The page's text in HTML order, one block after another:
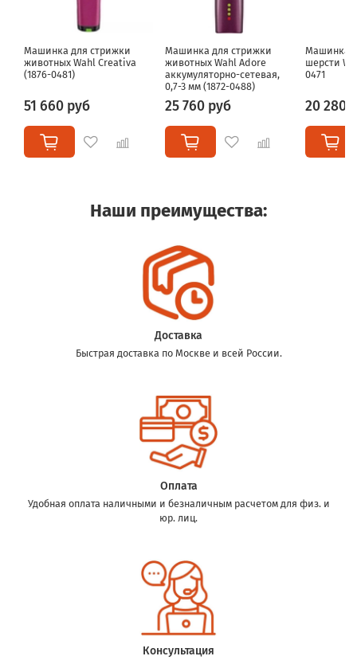
Машинка для стрижки
животных Wahl Creativa
(1876-0481)
51 660 руб
Машинка для стрижки
животных Wahl Adore
аккумуляторно-сетевая,
0,7-3 мм (1872-0488)
25 760 руб
Машинка
шерсти
0471
20 280
Наши преимущества:
Доставка
Быстрая доставка по Москве и всей России.
Оплата
Удобная оплата наличными и безналичным расчетом для физ. и
юр. лиц.
Консультация